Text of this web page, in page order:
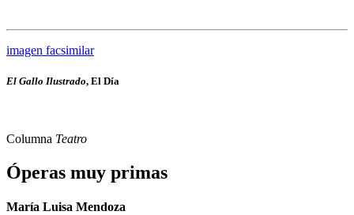
imagen facsimilar
El Gallo Ilustrado, El Día
Columna Teatro
Óperas muy primas
María Luisa Mendoza